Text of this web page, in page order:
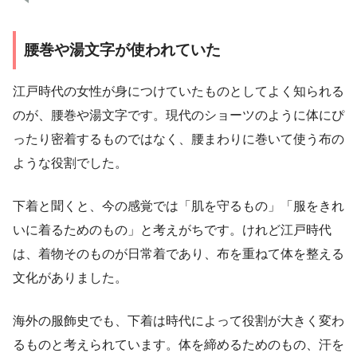
腰巻や湯文字が使われていた
江戸時代の女性が身につけていたものとしてよく知られる
のが、腰巻や湯文字です。現代のショーツのように体にぴ
ったり密着するものではなく、腰まわりに巻いて使う布の
ような役割でした。
下着と聞くと、今の感覚では「肌を守るもの」「服をきれ
いに着るためのもの」と考えがちです。けれど江戸時代
は、着物そのものが日常着であり、布を重ねて体を整える
文化がありました。
海外の服飾史でも、下着は時代によって役割が大きく変わ
るものと考えられています。体を締めるためのもの、汗を